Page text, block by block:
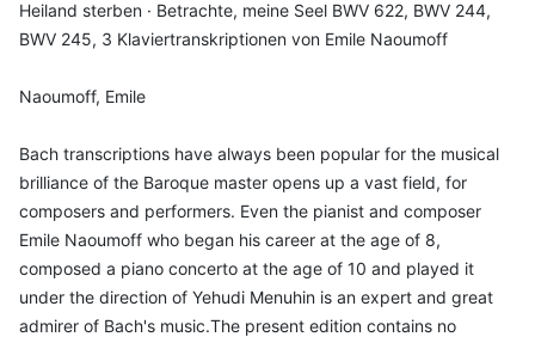
Heiland sterben · Betrachte, meine Seel BWV 622, BWV 244,
BWV 245, 3 Klaviertranskriptionen von Emile Naoumoff
Naoumoff, Emile
Bach transcriptions have always been popular for the musical
brilliance of the Baroque master opens up a vast field, for
composers and performers. Even the pianist and composer
Emile Naoumoff who began his career at the age of 8,
composed a piano concerto at the age of 10 and played it
under the direction of Yehudi Menuhin is an expert and great
admirer of Bach's music.The present edition contains no